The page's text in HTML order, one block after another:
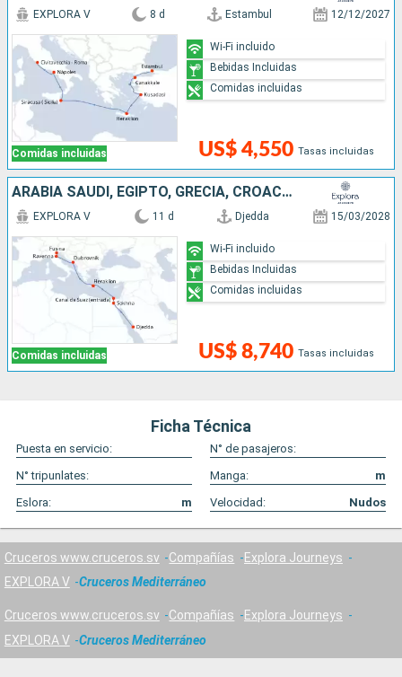
Comidas incluidas
EXPLORA V 8 d Estambul 12/12/2027
US$ 4,550 Tasas incluidas
Wi-Fi incluido
Bebidas Incluidas
Comidas incluidas
ARABIA SAUDÍ, EGIPTO, GRECIA, CROACIA, ITALIA
Comidas incluidas
EXPLORA V 11 d Djedda 15/03/2028
US$ 8,740 Tasas incluidas
Wi-Fi incluido
Bebidas Incluidas
Comidas incluidas
Ficha Técnica
Puesta en servicio:
N° de pasajeros:
N° tripunlates:
Manga:
m
Eslora:
m Velocidad: Nudos
Cruceros www.cruceros.sv Compañías
Explora Journeys
EXPLORA V
Cruceros Mediterráneo
Cruceros www.cruceros.sv Compañías
Explora Journeys
EXPLORA V
Cruceros Mediterráneo